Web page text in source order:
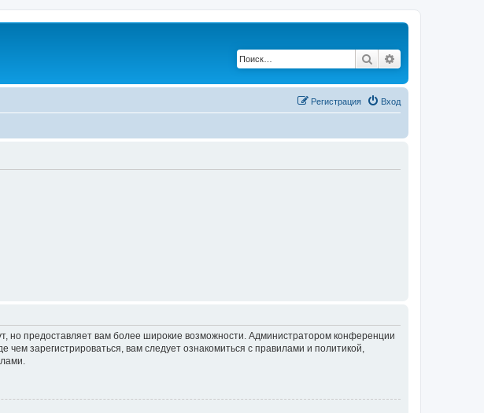
Поиск
Вход
Регистрация
но предоставляет вам более широкие возможности. Администратором конференции
зарегистрироваться, вам следует ознакомиться с правилами и политикой,